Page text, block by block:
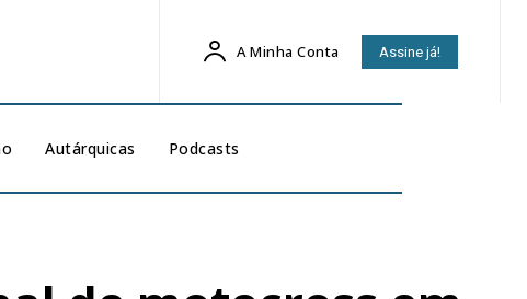
A Minha Conta Assine já!
Autárquicas Podcasts